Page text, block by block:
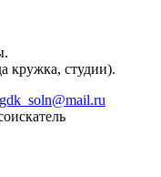
кружка, студии).
gdk_soln@mail.ru